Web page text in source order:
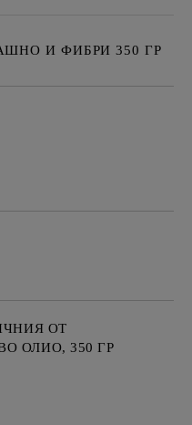
И ФИБРИ 350 ГР
ОТ
ОЛИО, 350 ГР